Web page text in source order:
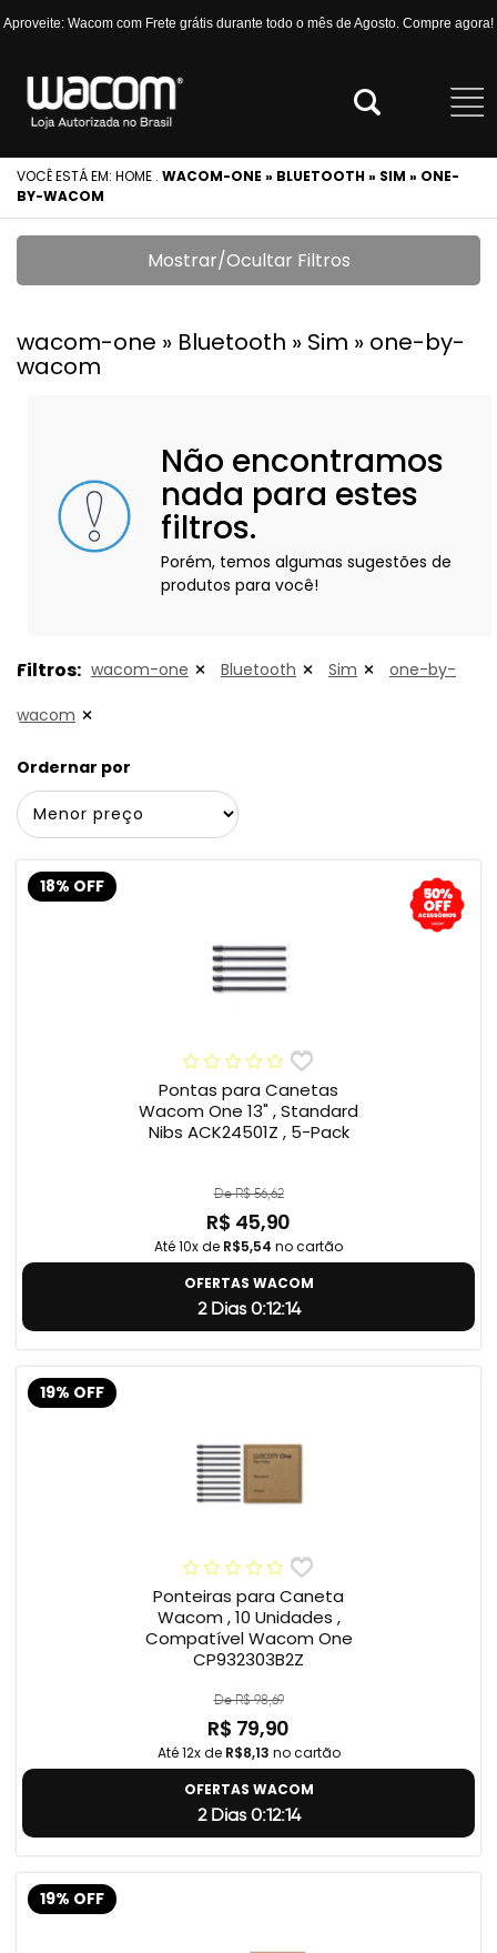
Aproveite: Wacom com Frete grátis durante todo o mês de Agosto. Compre agora!
VOCÊ ESTÁ EM: HOME . WACOM-ONE » BLUETOOTH » SIM » ONE-
BY-WACOM
Mostrar/Ocultar Filtros
wacom-one » Bluetooth » Sim » one-by-
wacom
Não encontramos
nada para estes
filtros.
Porém, temos algumas sugestões de
produtos para você!
Filtros: wacom-one Bluetooth Sim one-by-
wacom
Ordernar por
18% OFF
Pontas para Canetas
Wacom One 13" , Standard
Nibs ACK24501Z , 5-Pack
De R$ 56,62
R$ 45,90
Até 10x de R$5,54 no cartão
OFERTAS WACOM
2 Dias 0:12:14
19% OFF
Ponteiras para Caneta
Wacom , 10 Unidades ,
Compatível Wacom One
CP932303B2Z
De R$ 98,69
R$ 79,90
Até 12x de R$8,13 no cartão
OFERTAS WACOM
2 Dias 0:12:14
19% OFF